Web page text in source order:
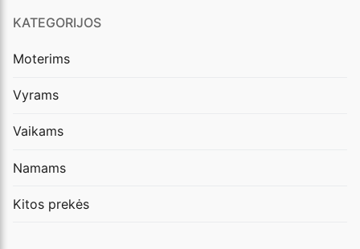
KATEGORIJOS
Moterims
Vyrams
Vaikams
Namams
Kitos prekės